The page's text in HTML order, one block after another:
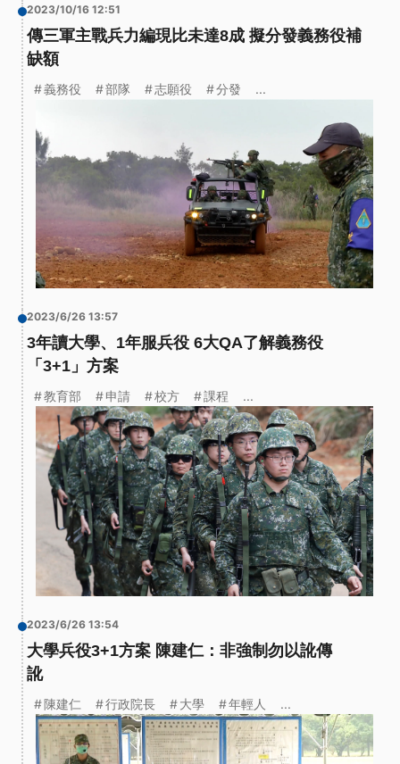
2023/10/16 12:51
傳三軍主戰兵力編現比未達8成 擬分發義務役補
缺額
義務役 部隊 志願役 分發 ...
2023/6/26 13:57
3年讀大學、1年服兵役 6大QA了解義務役
「3+1」方案
教育部 申請 校方 課程 ...
2023/6/26 13:54
大學兵役3+1方案 陳建仁：非強制勿以訛傳
訛
陳建仁 行政院長 大學 年輕人 ...